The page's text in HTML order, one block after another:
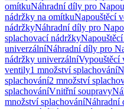
omítkuNáhradní díly pro
nádržky na omítkuNapouštěcí
nádržkyNáhradní díly pro
splachovací nádržky
univerzálníNáhradní díly pro
nádržky univerzálníVypouštěcí
ventily1 množství splachování
splachování2 množství
splachováníVnitřní soupravy
množství splachováníNáhradní